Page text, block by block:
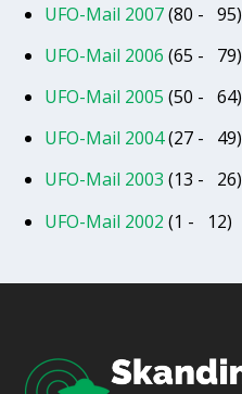
UFO-Mail 2007(80 - 95)
UFO-Mail 2006 (65 - 79)
UFO-Mail 2005 (50 - 64)
UFO-Mail 2004(27 - 49)
UFO-Mail 2003 (13 - 26)
UFO-Mail 2002 (1 - 12)